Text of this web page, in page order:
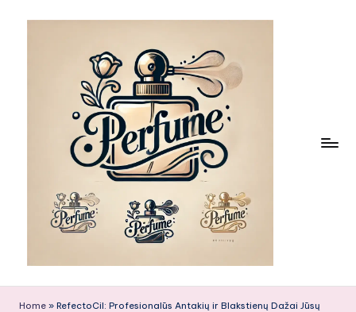
Home » RefectoCil: Profesionalūs Antakių ir Blakstienų Dažai Jūsų